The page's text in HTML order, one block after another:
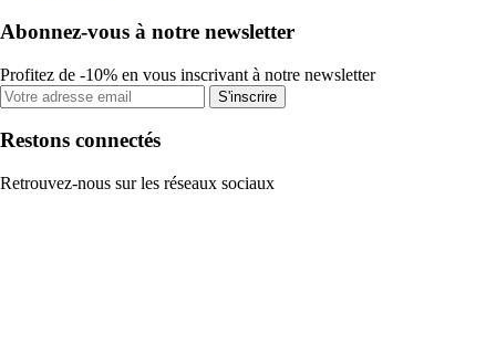
Abonnez-vous à notre newsletter
Profitez de -10% en vous inscrivant à notre newsletter
S'inscrire
Restons connectés
Retrouvez-nous sur les réseaux sociaux